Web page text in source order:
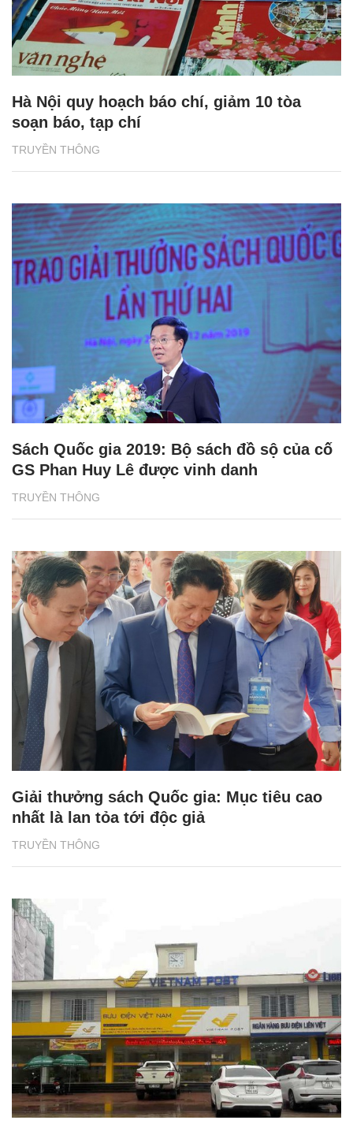
TRUYỀN THÔNG
Hà Nội quy hoạch báo chí, giảm 10 tòa
soạn báo, tạp chí
TRUYỀN THÔNG
Sách Quốc gia 2019: Bộ sách đồ sộ của cố
GS Phan Huy Lê được vinh danh
TRUYỀN THÔNG
Giải thưởng sách Quốc gia: Mục tiêu cao
nhất là lan tỏa tới độc giả